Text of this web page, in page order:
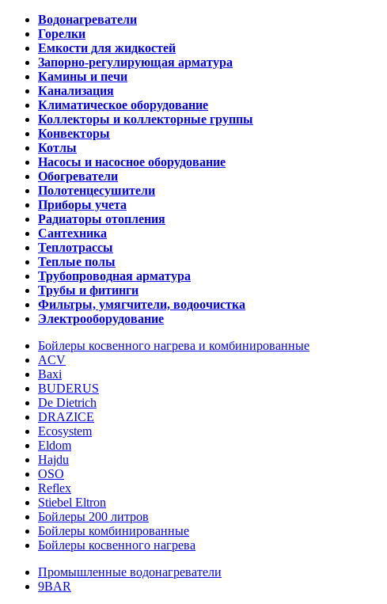
Водонагреватели
Горелки
Емкости для жидкостей
Запорно-регулирующая арматура
Камины и печи
Канализация
Климатическое оборудование
Коллекторы и коллекторные группы
Конвекторы
Котлы
Насосы и насосное оборудование
Обогреватели
Полотенцесушители
Приборы учета
Радиаторы отопления
Сантехника
Теплотрассы
Теплые полы
Трубопроводная арматура
Трубы и фитинги
Фильтры, умягчители, водоочистка
Электрооборудование
Бойлеры косвенного нагрева и комбинированные
ACV
Baxi
BUDERUS
De Dietrich
DRAZICE
Ecosystem
Eldom
Hajdu
OSO
Reflex
Stiebel Eltron
Бойлеры 200 литров
Бойлеры комбинированные
Бойлеры косвенного нагрева
Промышленные водонагреватели
9BAR